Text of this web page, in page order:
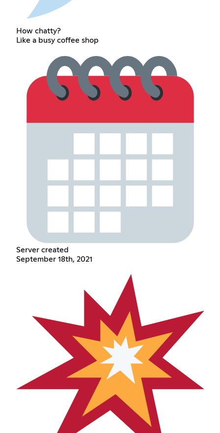
How chatty?
Like a busy coffee shop
Server created
September 18th, 2021